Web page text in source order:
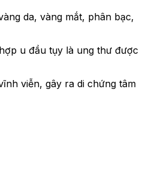
da, vàng mắt, phân bạc,
u đầu tụy là ung thư được
viễn, gây ra di chứng tâm